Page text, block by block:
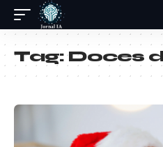
Tag:Doces